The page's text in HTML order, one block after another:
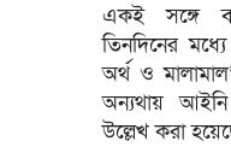
একই সঙ্গে
তিনদিনের
অর্থ ও
অন্যথায়
উল্লেখ করা